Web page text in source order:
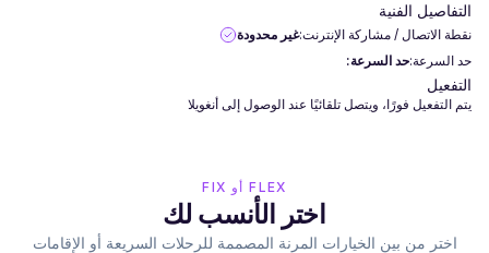
التفاصيل الفنية
نقطة الاتصال / مشاركة الإنترنت:غير محدودة
حد السرعة:حد السرعة:
التفعيل
يتم التفعيل فورًا، ويتصل تلقائيًا عند الوصول إلى أنغويلا
FLEX أو FIX
اختر الأنسب لك
اختر من بين الخيارات المرنة المصممة للرحلات السريعة أو الإقامات